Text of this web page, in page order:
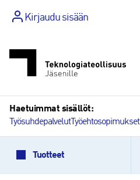
sisältöön
Kirjaudu sisään
Haetuimmat sisällöt:
TyösuhdepalvelutTyöehtosopimukset
Tuotteet